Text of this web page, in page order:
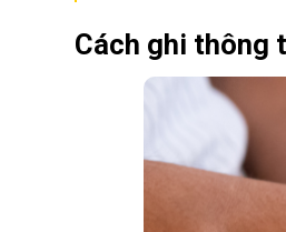
Cách ghi thông